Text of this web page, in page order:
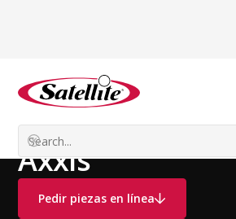
Ver todos los productos
Baños Portátiles Baños Estándar
Axxis
Pedir piezas en línea